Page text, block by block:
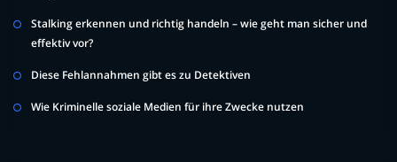
Stalking erkennen und richtig handeln – wie geht man sicher und
effektiv vor?
Diese Fehlannahmen gibt es zu Detektiven
Wie Kriminelle soziale Medien für ihre Zwecke nutzen